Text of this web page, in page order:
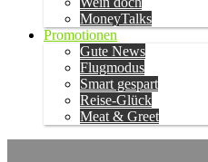
MoneyTalks
Promotionen
Gute News
Flugmodus
Smart gespart
Reise-Glück
Meat & Greet